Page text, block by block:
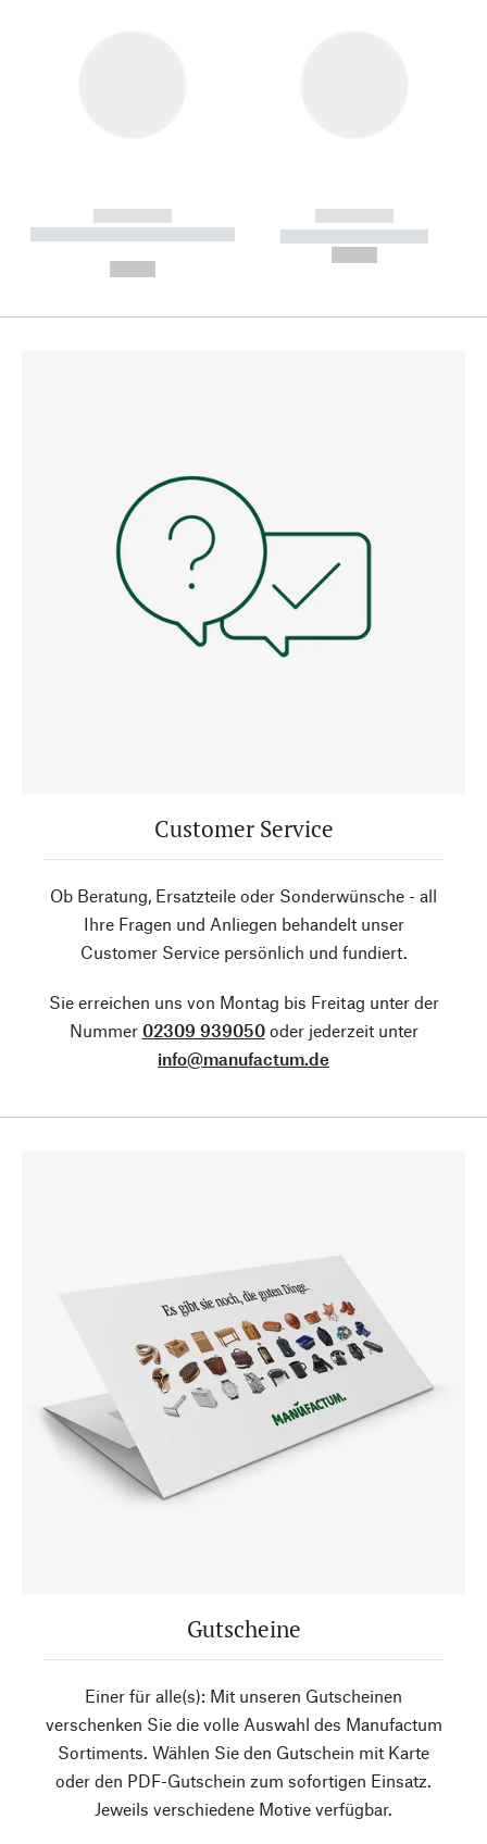
------------
----------- ----------- --------
------------
----------- -----------
Customer Service
Ob Beratung, Ersatzteile oder Sonderwünsche - all
Ihre Fragen und Anliegen behandelt unser
Customer Service persönlich und fundiert.
Sie erreichen uns von Montag bis Freitag unter der
Nummer 02309 939050oder jederzeit unter
info@manufactum.de
Gutscheine
Einer für alle(s): Mit unseren Gutscheinen
verschenken Sie die volle Auswahl des Manufactum
Sortiments. Wählen Sie den Gutschein mit Karte
oder den PDF-Gutschein zum sofortigen Einsatz.
Jeweils verschiedene Motive verfügbar.